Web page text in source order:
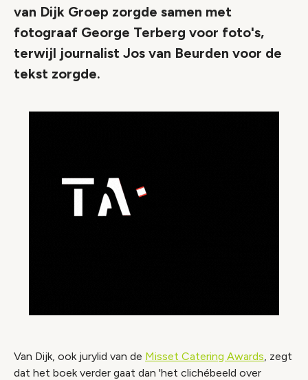
van Dijk Groep zorgde samen met
fotograaf George Terberg voor foto's,
terwijl journalist Jos van Beurden voor de
tekst zorgde.
Van Dijk, ook jurylid van de Misset Catering Awards, zegt
dat het boek verder gaat dan 'het clichébeeld over